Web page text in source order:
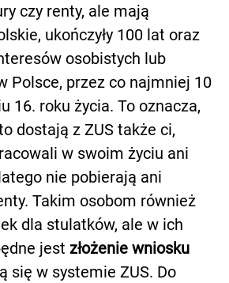
czy renty, ale mają
ukończyły 100 lat oraz
osobistych lub
Polsce, przez co najmniej 10
16. roku życia. To oznacza,
dostają z ZUS także ci,
w swoim życiu ani
nie pobierają ani
Takim osobom również
dla stulatków, ale w ich
jest złożenie wniosku
się w systemie ZUS. Do